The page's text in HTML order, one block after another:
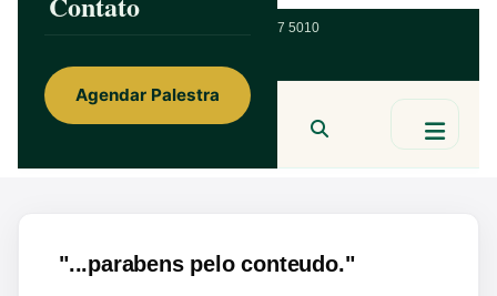
47 9 9967 5010
Ainor Lotério
Agendar Palestra
"...parabens pelo conteudo."